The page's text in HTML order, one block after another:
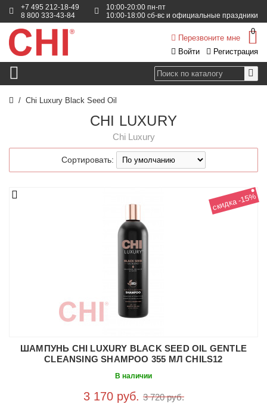
+7 495 212-18-49
8 800 333-43-84
10:00-20:00 пн-пт
10:00-18:00 сб-вс и официальные праздники
Войти Регистрация
Перезвоните мне
0
Chi Luxury Black Seed Oil
CHI LUXURY
Chi Luxury
Сортировать:
скидка -15%
ШАМПУНЬ CHI LUXURY BLACK SEED OIL GENTLE
CLEANSING SHAMPOO 355 МЛ CHILS12
В наличии
3 170 руб. 3 720 руб.